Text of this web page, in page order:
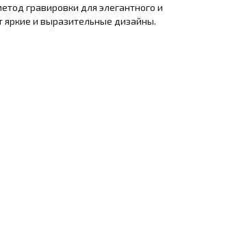
гравировки для элегантного и
яркие и выразительные дизайны.